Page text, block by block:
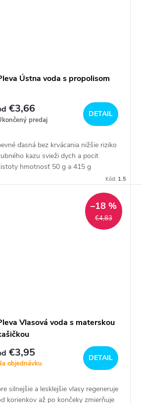
Ústna voda s propolisom
€3,66
predaj
DETAIL
ďasná bez krvácania nižšie riziko
kazu svieži dych a pocit
hmotnosť 50 g a 415 g
Kód: 1.5
€4,83
–18 %
Vlasová voda s materskou
€3,95
objednávku
DETAIL
silnejšie a lesklejšie vlasy regeneruje
korienkov až po končeky zmierňuje